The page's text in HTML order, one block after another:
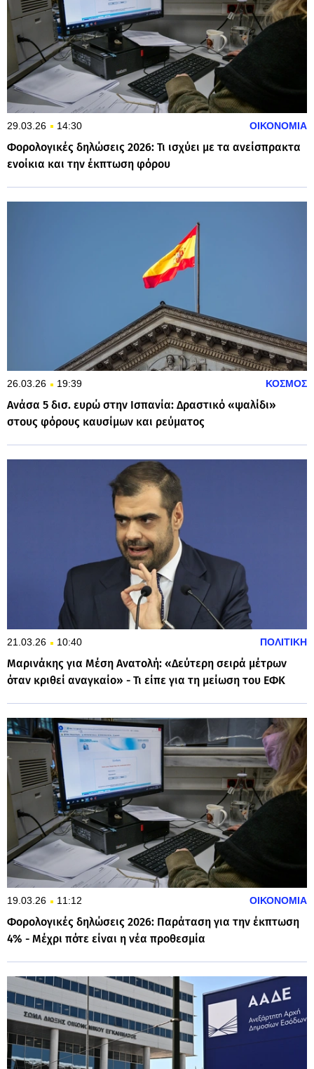
29.03.26 14:30 ΟΙΚΟΝΟΜΙΑ
Φορολογικές δηλώσεις 2026: Τι ισχύει με τα ανείσπρακτα
ενοίκια και την έκπτωση φόρου
26.03.26 19:39 ΚΟΣΜΟΣ
Ανάσα 5 δισ. ευρώ στην Ισπανία: Δραστικό «ψαλίδι»
στους φόρους καυσίμων και ρεύματος
21.03.26 10:40 ΠΟΛΙΤΙΚΗ
Μαρινάκης για Μέση Ανατολή: «Δεύτερη σειρά μέτρων
όταν κριθεί αναγκαίο» - Τι είπε για τη μείωση του ΕΦΚ
19.03.26 11:12 ΟΙΚΟΝΟΜΙΑ
Φορολογικές δηλώσεις 2026: Παράταση για την έκπτωση
4% - Μέχρι πότε είναι η νέα προθεσμία